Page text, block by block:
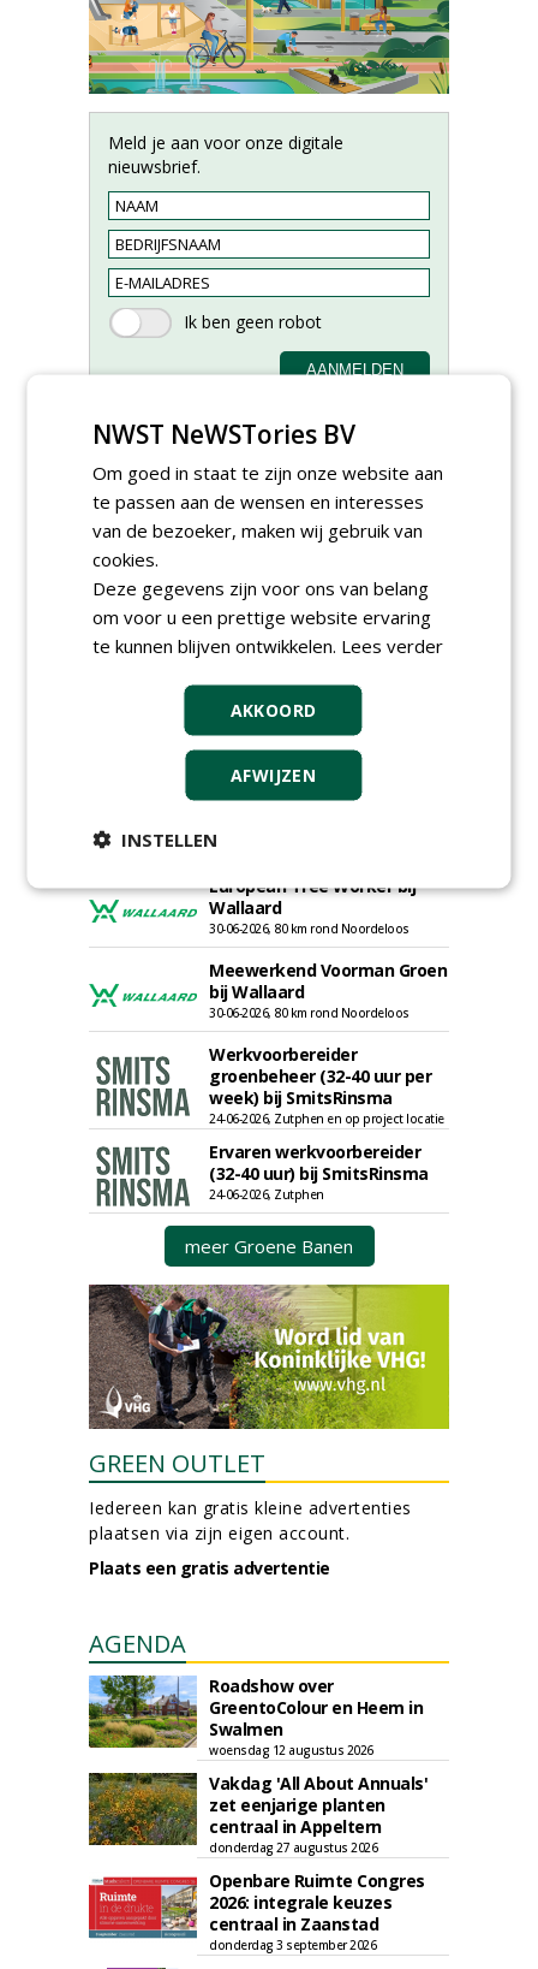
Meld je aan voor onze digitale
nieuwsbrief.
Adviseur openbaar groen,
sportvelden & golfbanen bij
27-07-2026, Sprang-Capelle
Accountmanager Nederland
bij Dabekausen
Projectcoördinator milieu en
saneringen JdB groep
30-06-2026, Hoofddorp
Werkvoorbereider /
Wallaard
European Tree Worker bij
Wallaard
30-06-2026, 80 km rond Noordeloos
Meewerkend Voorman Groen
bij Wallaard
30-06-2026, 80 km rond Noordeloos
Werkvoorbereider
groenbeheer (32-40 uur per
week) bij SmitsRinsma
24-06-2026, Zutphen en op project locatie
Ervaren werkvoorbereider
(32-40 uur) bij SmitsRinsma
24-06-2026, Zutphen
meer Groene Banen
GREEN OUTLET
Iedereen kan gratis kleine advertenties
plaatsen via zijn eigen account.
Plaats een gratis advertentie
AGENDA
Roadshow over
GreentoColour en Heem in
Swalmen
woensdag 12 augustus 2026
Vakdag 'All About Annuals'
zet eenjarige planten
centraal in Appeltern
donderdag 27 augustus 2026
Openbare Ruimte Congres
2026: integrale keuzes
centraal in Zaanstad
donderdag 3 september 2026
NWST NeWSTories BV
Om goed in staat te zijn onze website aan
te passen aan de wensen en interesses
van de bezoeker, maken wij gebruik van
cookies.
Deze gegevens zijn voor ons van belang
om voor u een prettige website ervaring
te kunnen blijven ontwikkelen. Lees verder
AKKOORD
AFWIJZEN
INSTELLEN